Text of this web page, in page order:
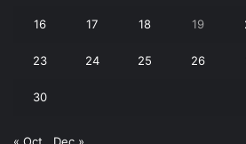
16 17 18 19
23 24 25 26
30